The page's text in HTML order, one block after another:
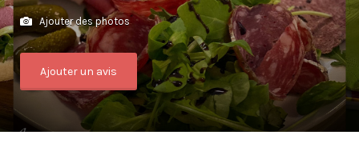
Ajouter des photos
Ajouter un avis